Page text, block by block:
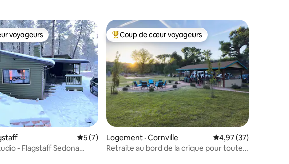
356 commentaires
voyageurs
voyageurs
Note moyenne de 5 sur 5, 7 commentaires
5 (7)
- Flagstaff Sedona
Coup de cœur voyageurs parmi les plus aimés
Coup de cœur voyageurs
Logement · Cornville Note moyenne de
4,97 (37)
Retraite au bord de la crique pour toute